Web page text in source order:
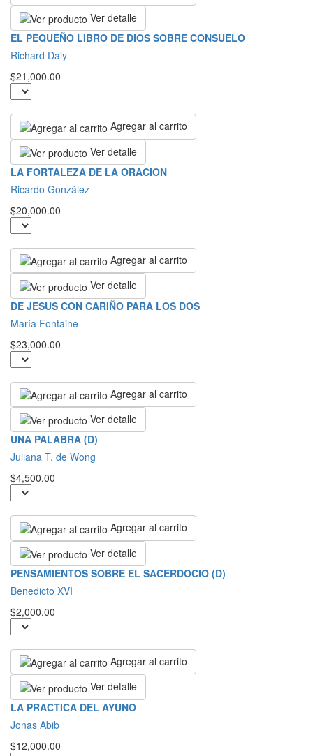
Ver detalle
EL PEQUEÑO LIBRO DE DIOS SOBRE CONSUELO
Richard Daly
$21,000.00
Agregar al carrito
Ver detalle
LA FORTALEZA DE LA ORACION
Ricardo González
$20,000.00
Agregar al carrito
Ver detalle
DE JESUS CON CARIÑO PARA LOS DOS
María Fontaine
$23,000.00
Agregar al carrito
Ver detalle
UNA PALABRA (D)
Juliana T. de Wong
$4,500.00
Agregar al carrito
Ver detalle
PENSAMIENTOS SOBRE EL SACERDOCIO (D)
Benedicto XVI
$2,000.00
Agregar al carrito
Ver detalle
LA PRACTICA DEL AYUNO
Jonas Abib
$12,000.00